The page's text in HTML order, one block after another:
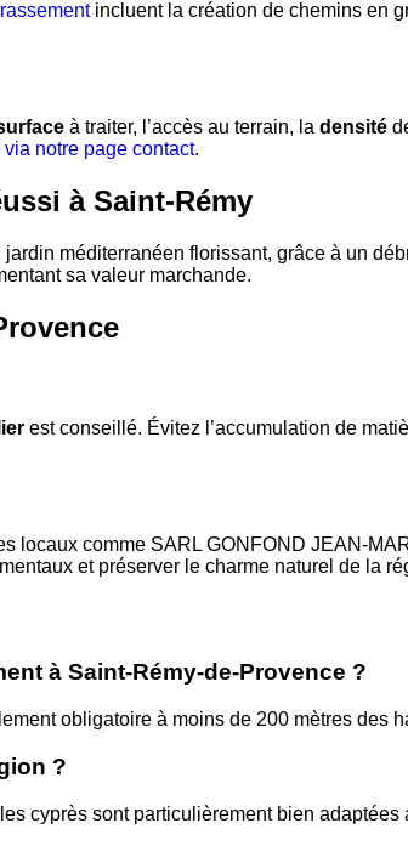
incluent la création de chemins en
à traiter, l’accès au terrain, la densité
notre page contact.
à Saint-Rémy
méditerranéen florissant, grâce à un
sa valeur marchande.
est conseillé. Évitez l’accumulation de
locaux comme SARL GONFOND JEAN-
et préserver le charme naturel de la
à Saint-Rémy-de-Provence ?
obligatoire à moins de 200 mètres des
?
cyprès sont particulièrement bien adaptées